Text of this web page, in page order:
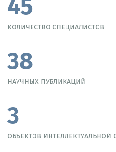
количество специалистов
38
научных публикаций
3
объектов интеллектуальной